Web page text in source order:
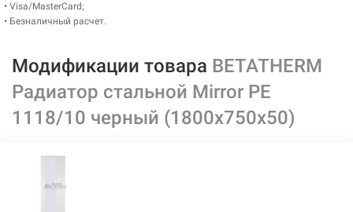
• Visa/MasterCard;
• Безналичный расчет.
Модификации товара BETATHERM
Радиатор стальной Mirror PE
1118/10 черный (1800х750х50)